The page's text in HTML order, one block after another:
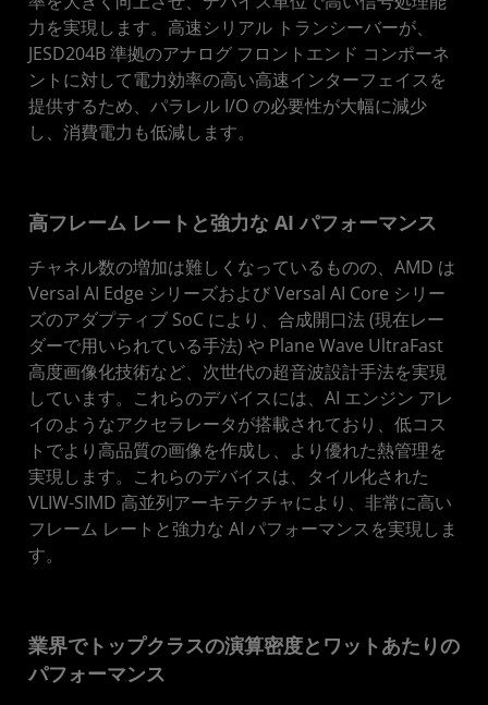
力を実現します。高速シリアル トランシーバーが、
JESD204B 準拠のアナログ フロントエンド コンポーネ
ントに対して電力効率の高い高速インターフェイスを
提供するため、パラレル I/O の必要性が大幅に減少
し、消費電力も低減します。
高フレーム レートと強力な AI パフォーマンス
チャネル数の増加は難しくなっているものの、AMD は
Versal AI Edge シリーズおよび Versal AI Core シリー
ズのアダプティブ SoC により、合成開口法 (現在レー
ダーで用いられている手法) や Plane Wave UltraFast
高度画像化技術など、次世代の超音波設計手法を実現
しています。これらのデバイスには、AI エンジン アレ
イのようなアクセラレータが搭載されており、低コス
トでより高品質の画像を作成し、より優れた熱管理を
実現します。これらのデバイスは、タイル化された
VLIW-SIMD 高並列アーキテクチャにより、非常に高い
フレーム レートと強力な AI パフォーマンスを実現しま
す。
業界でトップクラスの演算密度とワットあたりの
パフォーマンス